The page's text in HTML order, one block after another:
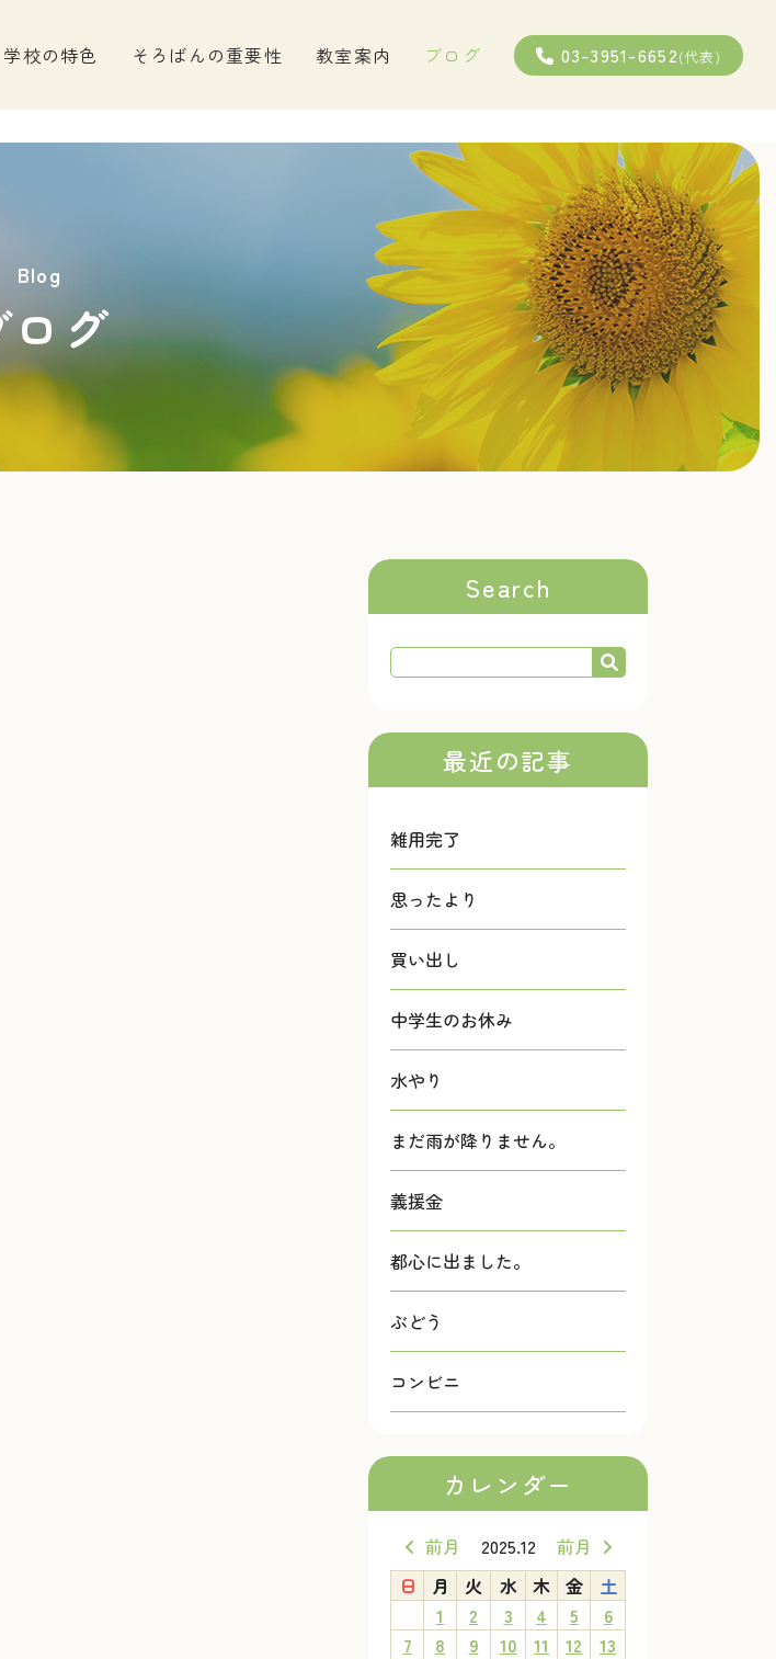
学校の特色 そろばんの重要性 教室案内 ブログ 03-3951-6652(代表)
Blog
ログ
Search
最近の記事
雑用完了
思ったより
買い出し
中学生のお休み
水やり
まだ雨が降りません。
義援金
都心に出ました。
ぶどう
コンビニ
カレンダー
前月 2025.12
前月
日
月 火 水 木 金
土
1
2 3 4 5
6
7
8 9 10 11 12
13